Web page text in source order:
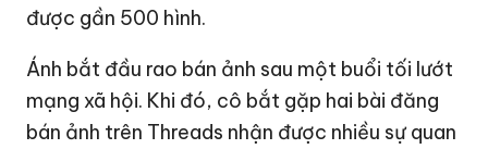
được gần 500 hình.
Ánh bắt đầu rao bán ảnh sau một buổi tối lướt
mạng xã hội. Khi đó, cô bắt gặp hai bài đăng
bán ảnh trên Threads nhận được nhiều sự quan